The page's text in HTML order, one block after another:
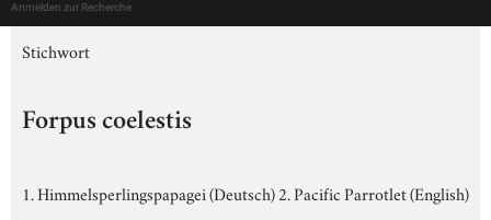
Anmelden zur Recherche
Stichwort
Forpus coelestis
1. Himmelsperlingspapagei (Deutsch) 2. Pacific Parrotlet (English)